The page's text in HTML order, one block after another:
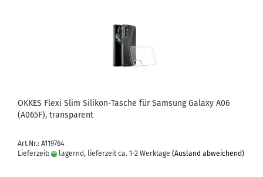
OKKES Flexi Slim Silikon-​​Ta­sche für Sam­sung Ga­la­xy A06
(A065F), trans­pa­rent
Art.Nr.: A119764
Lieferzeit:
lagernd, lieferzeit ca. 1-2 Werktage (Ausland abweichend)